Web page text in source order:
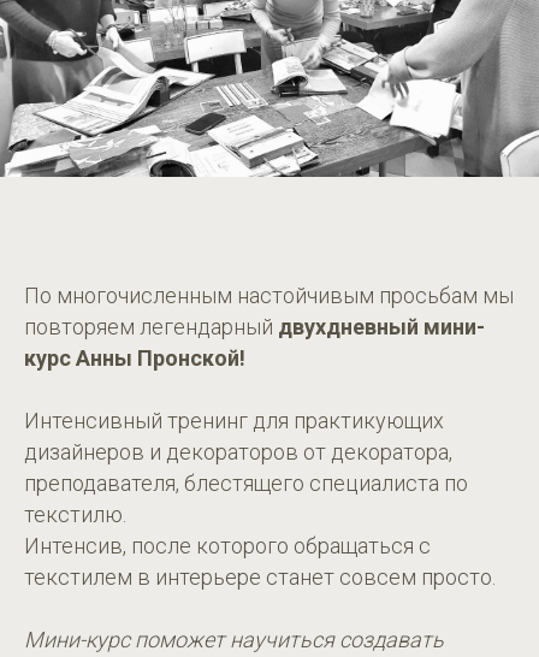
По многочисленным настойчивым просьбам мы
повторяем легендарный двухдневный мини-
курс Анны Пронской!
Интенсивный тренинг для практикующих
дизайнеров и декораторов от декоратора,
преподавателя, блестящего специалиста по
текстилю.
Интенсив, после которого обращаться с
текстилем в интерьере станет совсем просто.
Мини-курс поможет научиться создавать